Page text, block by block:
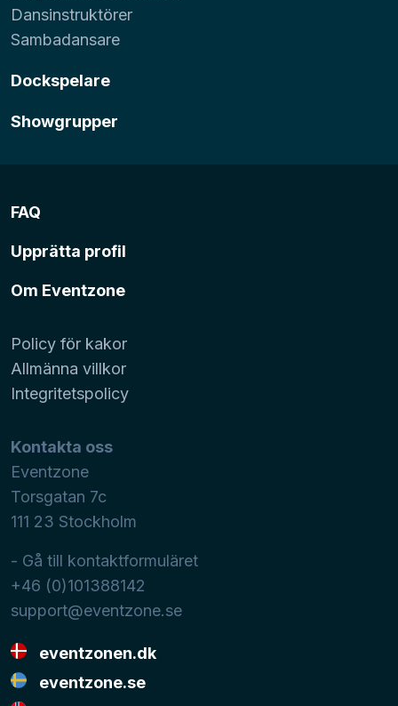
Dansinstruktörer
Sambadansare
Dockspelare
Showgrupper
FAQ
Upprätta profil
Om Eventzone
Policy för kakor
Allmänna villkor
Integritetspolicy
Kontakta oss
Eventzone
Torsgatan 7c
111 23 Stockholm
- Gå till kontaktformuläret
+46 (0)101388142
support@eventzone.se
eventzonen.dk
eventzone.se